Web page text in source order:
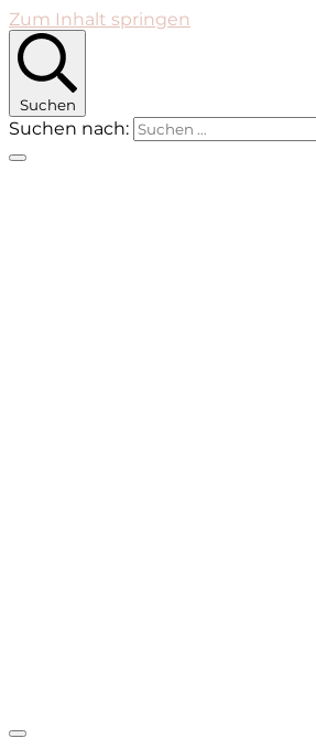
Zum Inhalt springen
Suchen
Suchen nach: